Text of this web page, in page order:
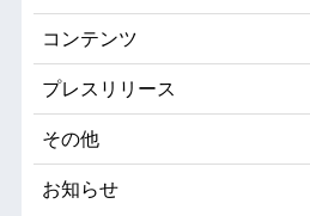
コンテンツ
プレスリリース
その他
お知らせ